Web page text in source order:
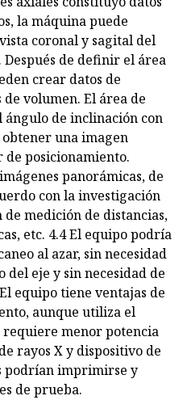
la máquina puede
coronal y sagital del
de definir el área
crear datos de
volumen. El área de
de inclinación con
una imagen
posicionamiento.
panorámicas, de
con la investigación
medición de distancias,
etc. 4.4 El equipo podría
al azar, sin necesidad
eje y sin necesidad de
equipo tiene ventajas de
aunque utiliza el
requiere menor potencia
rayos X y dispositivo de
podrían imprimirse y
de prueba.